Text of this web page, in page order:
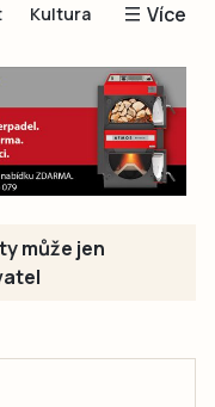
heslo
Registrovat
Kultura Více
Blogy
Inspirace
Čtenáři píší
Speciální přílohy
může jen